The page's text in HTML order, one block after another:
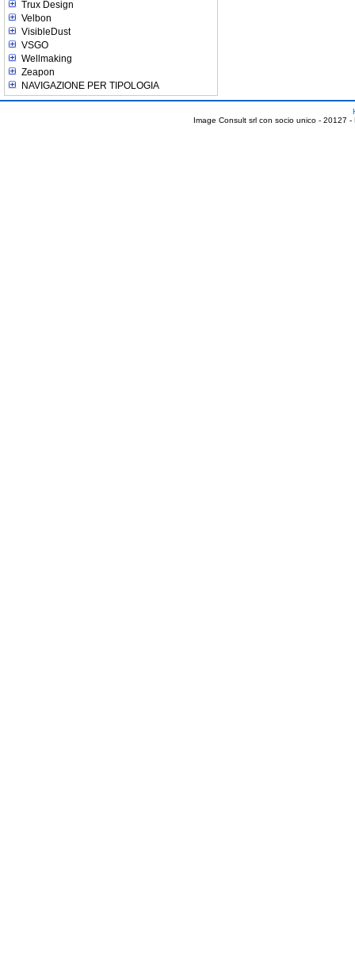
Trux Design
Velbon
VisibleDust
VSGO
Wellmaking
Zeapon
NAVIGAZIONE PER TIPOLOGIA
Image Consult srl con socio unico - 20127